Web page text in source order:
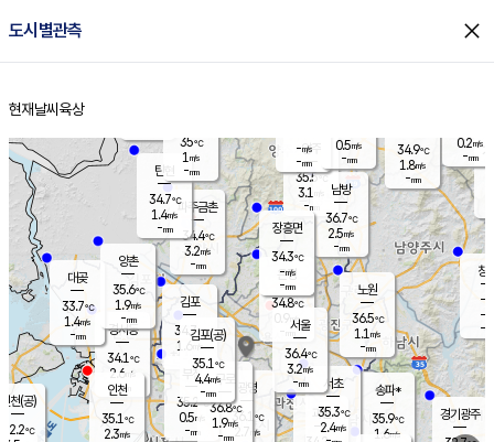
도시별관측 close
홈
현재날씨 육상
양주
35.5℃
3.1
-mm
과천
경기광주
경서동
34.1℃
2.6 m/s
-mm
파주금촌
34.4℃
3.2m/s
-mm
34.9℃
1.8m/s
-mm
대곶
33.7℃
1.4m/s
-mm
창
-
-m/
-
탄현
34.7℃
1.4m/s
-mm
0.2m/s
-mm
김포
34.7℃
1.6 m/s
mm
광명
36.1
℃
2.7 m/s
부천
35.2℃
0.5m/s
-mm
양촌
35.6℃
1.9m/s
-mm
구로
36.8℃
1.9m/s
-mm
은평
34.8℃
0.9 m/s
- mm
노원
36.5℃
1.1 m/s
-mm
송파*
35.9℃
1.6m/s
서초
35.3℃
2.4m/s
남방
36.7℃
2.5m/s
-mm
장흥면
34.3℃
-m/s
-mm
-m/s
-mm
인천(공)
32.2℃
김포(공)
35.1℃
4.4m/s
-mm
인천
35.1℃
2.3m/s
서울
36.4℃
3.2m/s
-mm
35℃
1 m/s
-mm
0.5m/s
-mm